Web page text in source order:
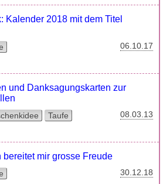
Kalender 2018 mit dem Titel
06.10.17
und Danksagungskarten zur
Taufe 08.03.13
bereitet mir grosse Freude
30.12.18